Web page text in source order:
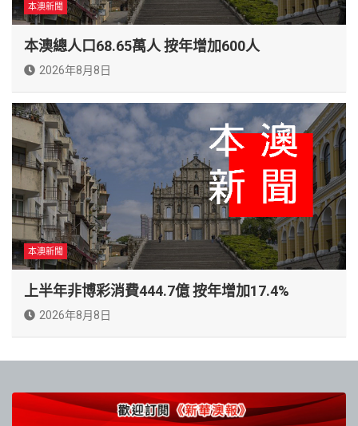
本澳新聞
本澳總人口68.65萬人 按年增加600人
2026年8月8日
本澳新聞
上半年非博彩消費444.7億 按年增加17.4%
2026年8月8日